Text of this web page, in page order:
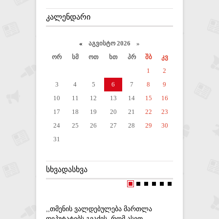
ᲙᲐᲚᲔᲜᲓᲐᲠᲘ
« აგვისტო 2026 »
ორ
სმ ოთ ხთ პრ შბ
კვ
1
2
3
4 5 6 7 8
9
10
11 12 13 14 15
16
17
18 19 20 21 22
23
24
25 26 27 28 29
30
31
ᲡᲮᲕᲐᲓᲐᲡᲮᲕᲐ
,,ᲗᲛᲔᲜᲘᲡ ᲕᲐᲚᲓᲔᲑᲣᲚᲔᲑᲐ ᲛᲐᲠᲗᲚᲐ